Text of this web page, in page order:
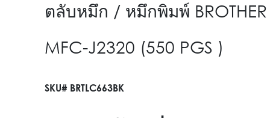
ตลับหมึก / หมึกพิมพ์ BROTHER
MFC-J2320 (550 PGS )
SKU# BRTLC663BK